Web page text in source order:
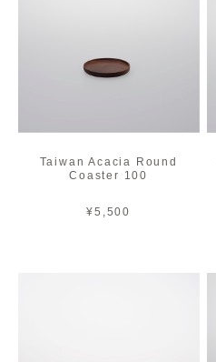
Taiwan Acacia Round
Coaster 100
¥5,500